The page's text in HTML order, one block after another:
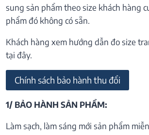
sung sản phẩm theo size khách hàng
phẩm đó không có sẵn.
Khách hàng xem hướng dẫn đo size
tại đây.
Chính sách bảo hành thu đổi
1/ BẢO HÀNH SẢN PHẨM:
Làm sạch, làm sáng mới sản phẩm